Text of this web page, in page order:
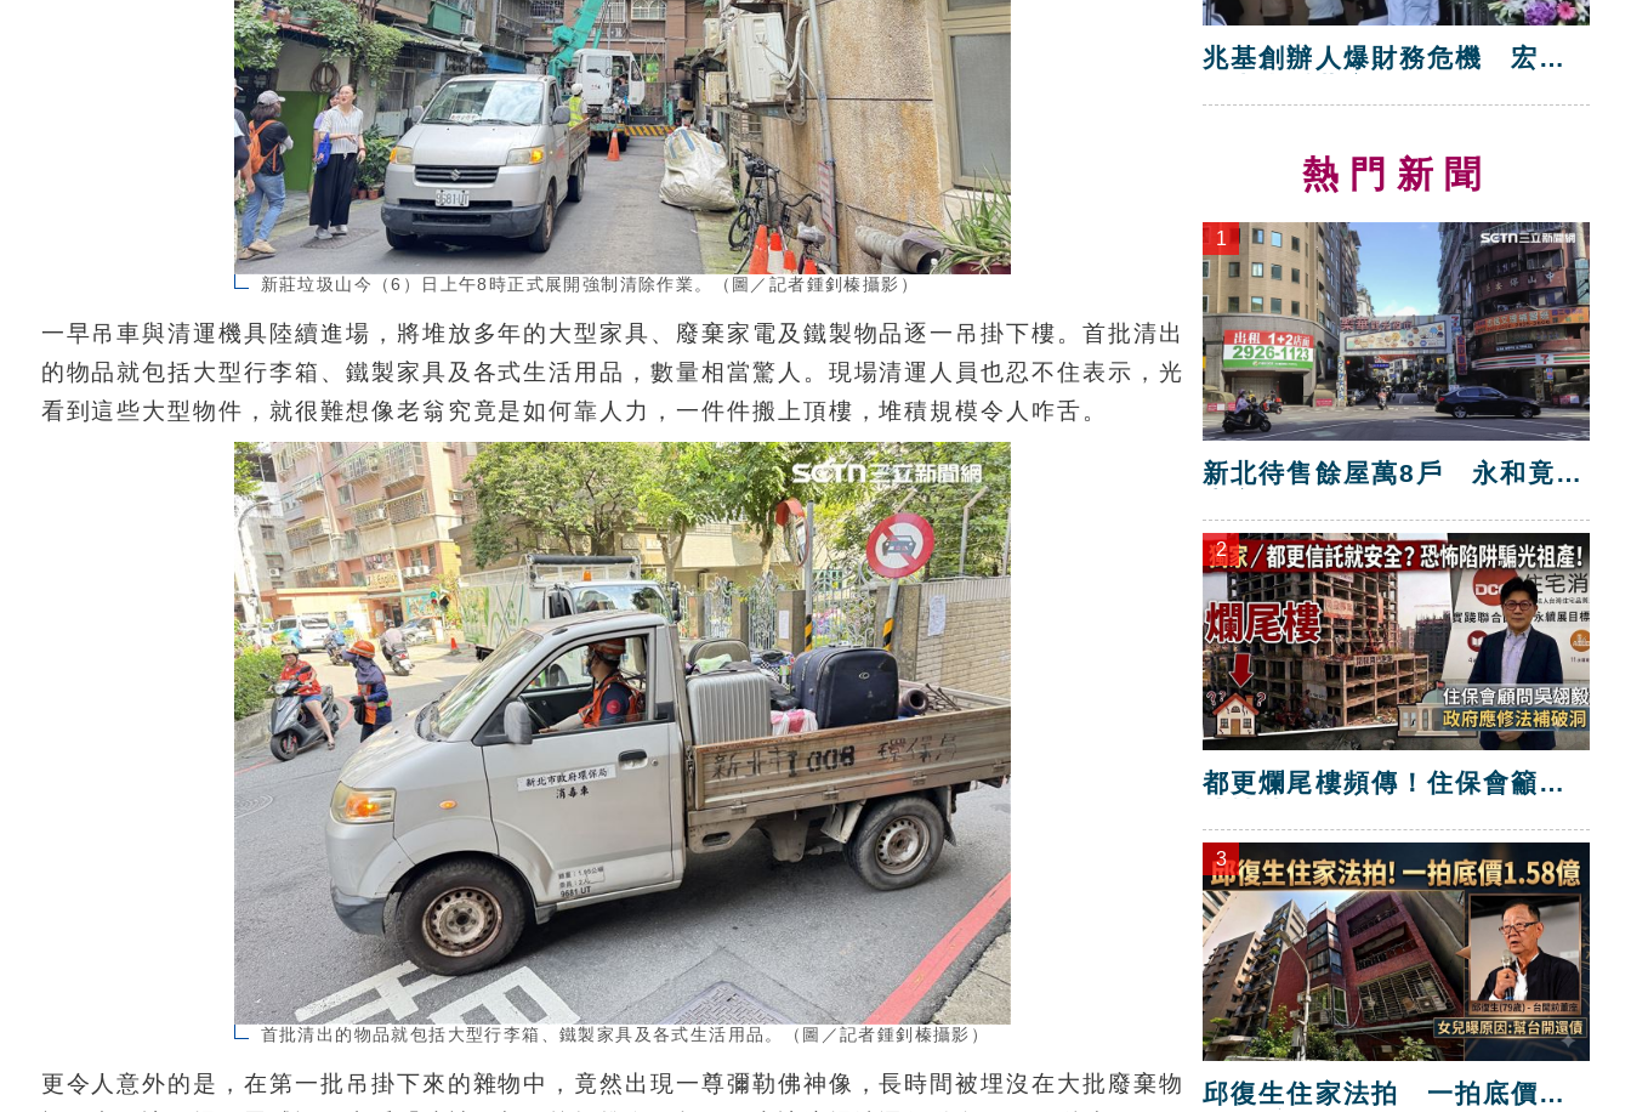
新莊垃圾山今（6）日上午8時正式展開強制清除作業。（圖／記者鍾釗榛攝影）
一早吊車與清運機具陸續進場，將堆放多年的大型家具、廢棄家電及鐵製物品逐一吊掛下樓。首批清出
的物品就包括大型行李箱、鐵製家具及各式生活用品，數量相當驚人。現場清運人員也忍不住表示，光
看到這些大型物件，就很難想像老翁究竟是如何靠人力，一件件搬上頂樓，堆積規模令人咋舌。
首批清出的物品就包括大型行李箱、鐵製家具及各式生活用品。（圖／記者鍾釗榛攝影）
更令人意外的是，在第一批吊掛下來的雜物中，竟然出現一尊彌勒佛神像，長時間被埋沒在大批廢棄物
兆基創辦人爆財務危機 宏碁
熱門新聞
1
新北待售餘屋萬8戶 永和竟只
2
都更爛尾樓頻傳！住保會籲修
3
邱復生住家法拍 一拍底價